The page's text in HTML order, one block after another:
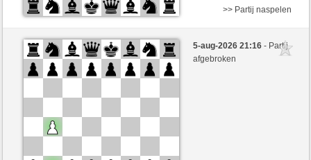
Wit
Mitch70 (1519)
Zwart
JeLopes (1337)
>> Partij naspelen
5-aug-2026 21:16- Partij
afgebroken